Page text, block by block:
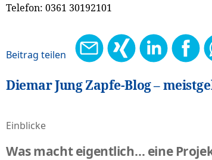
Telefon: 0361 30192101
Diemar Jung Zapfe-Blog –
Einblicke
Was macht eigentlich… eine